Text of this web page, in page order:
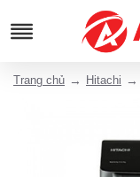
Trang chủ Hitachi